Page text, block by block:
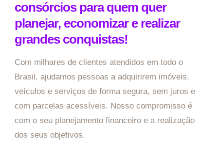
consórcios para quem quer
planejar, economizar e realizar
grandes conquistas!
Com milhares de clientes atendidos em todo o
Brasil, ajudamos pessoas a adquirirem imóveis,
veículos e serviços de forma segura, sem juros e
com parcelas acessíveis. Nosso compromisso é
com o seu planejamento financeiro e a realização
dos seus objetivos.